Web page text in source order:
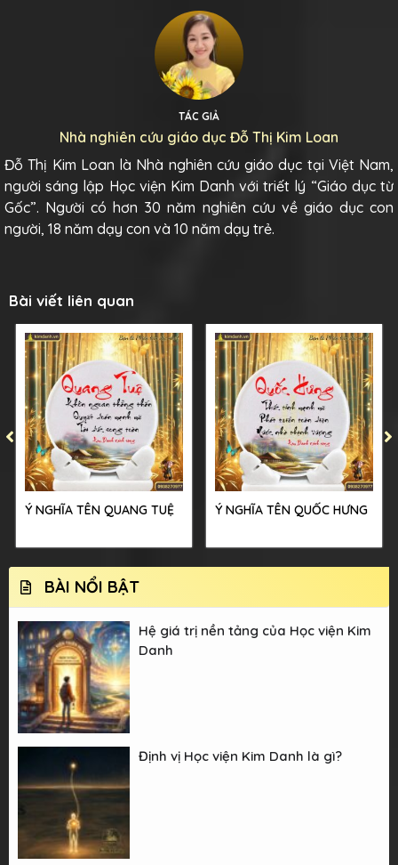
TÁC GIẢ
Nhà nghiên cứu giáo dục Đỗ Thị Kim Loan
Đỗ Thị Kim Loan là Nhà nghiên cứu giáo dục tại Việt Nam,
người sáng lập Học viện Kim Danh với triết lý “Giáo dục từ
Gốc”. Người có hơn 30 năm nghiên cứu về giáo dục con
người, 18 năm dạy con và 10 năm dạy trẻ.
Bài viết liên quan
Ý NGHĨA TÊN QUANG TUỆ Ý NGHĨA TÊN QUỐC HƯNG
BÀI NỔI BẬT
Hệ giá trị nền tảng của Học viện Kim
Danh
Định vị Học viện Kim Danh là gì?